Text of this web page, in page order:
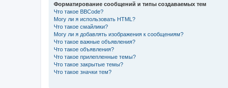
Форматирование сообщений и типы создаваемых тем
Что такое BBCode?
Могу ли я использовать HTML?
Что такое смайлики?
Могу ли я добавлять изображения к сообщениям?
Что такое важные объявления?
Что такое объявления?
Что такое прилепленные темы?
Что такое закрытые темы?
Что такое значки тем?